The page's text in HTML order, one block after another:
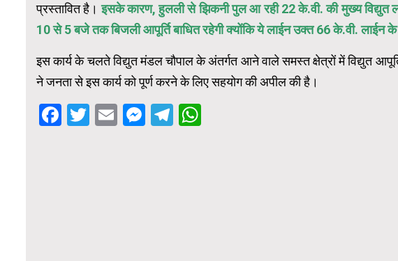
प्रस्तावित है।इसके कारण, हुलली से झिकनी पुल आ रही 22 के.वी. की मुख्य
10 से 5 बजे तक बिजली आपूर्ति बाधित रहेगी क्योंकि ये लाईन उक्त 66 के.वी. लाईन
इस कार्य के चलते विद्युत मंडल चौपाल के अंतर्गत आने वाले समस्त क्षेत्रों में विद्युत
ने जनता से इस कार्य को पूर्ण करने के लिए सहयोग की अपील की है।
Facebook
Twitter
EmailMessenger
Telegram